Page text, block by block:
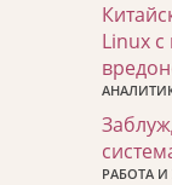
Linux
РАБОТА И